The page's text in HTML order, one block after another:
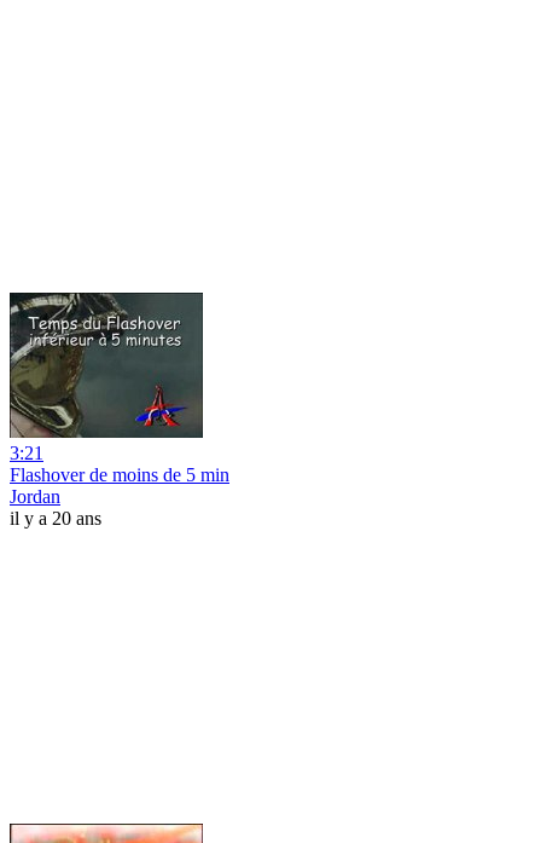
3:21
Flashover de moins de 5 min
Jordan
il y a 20 ans